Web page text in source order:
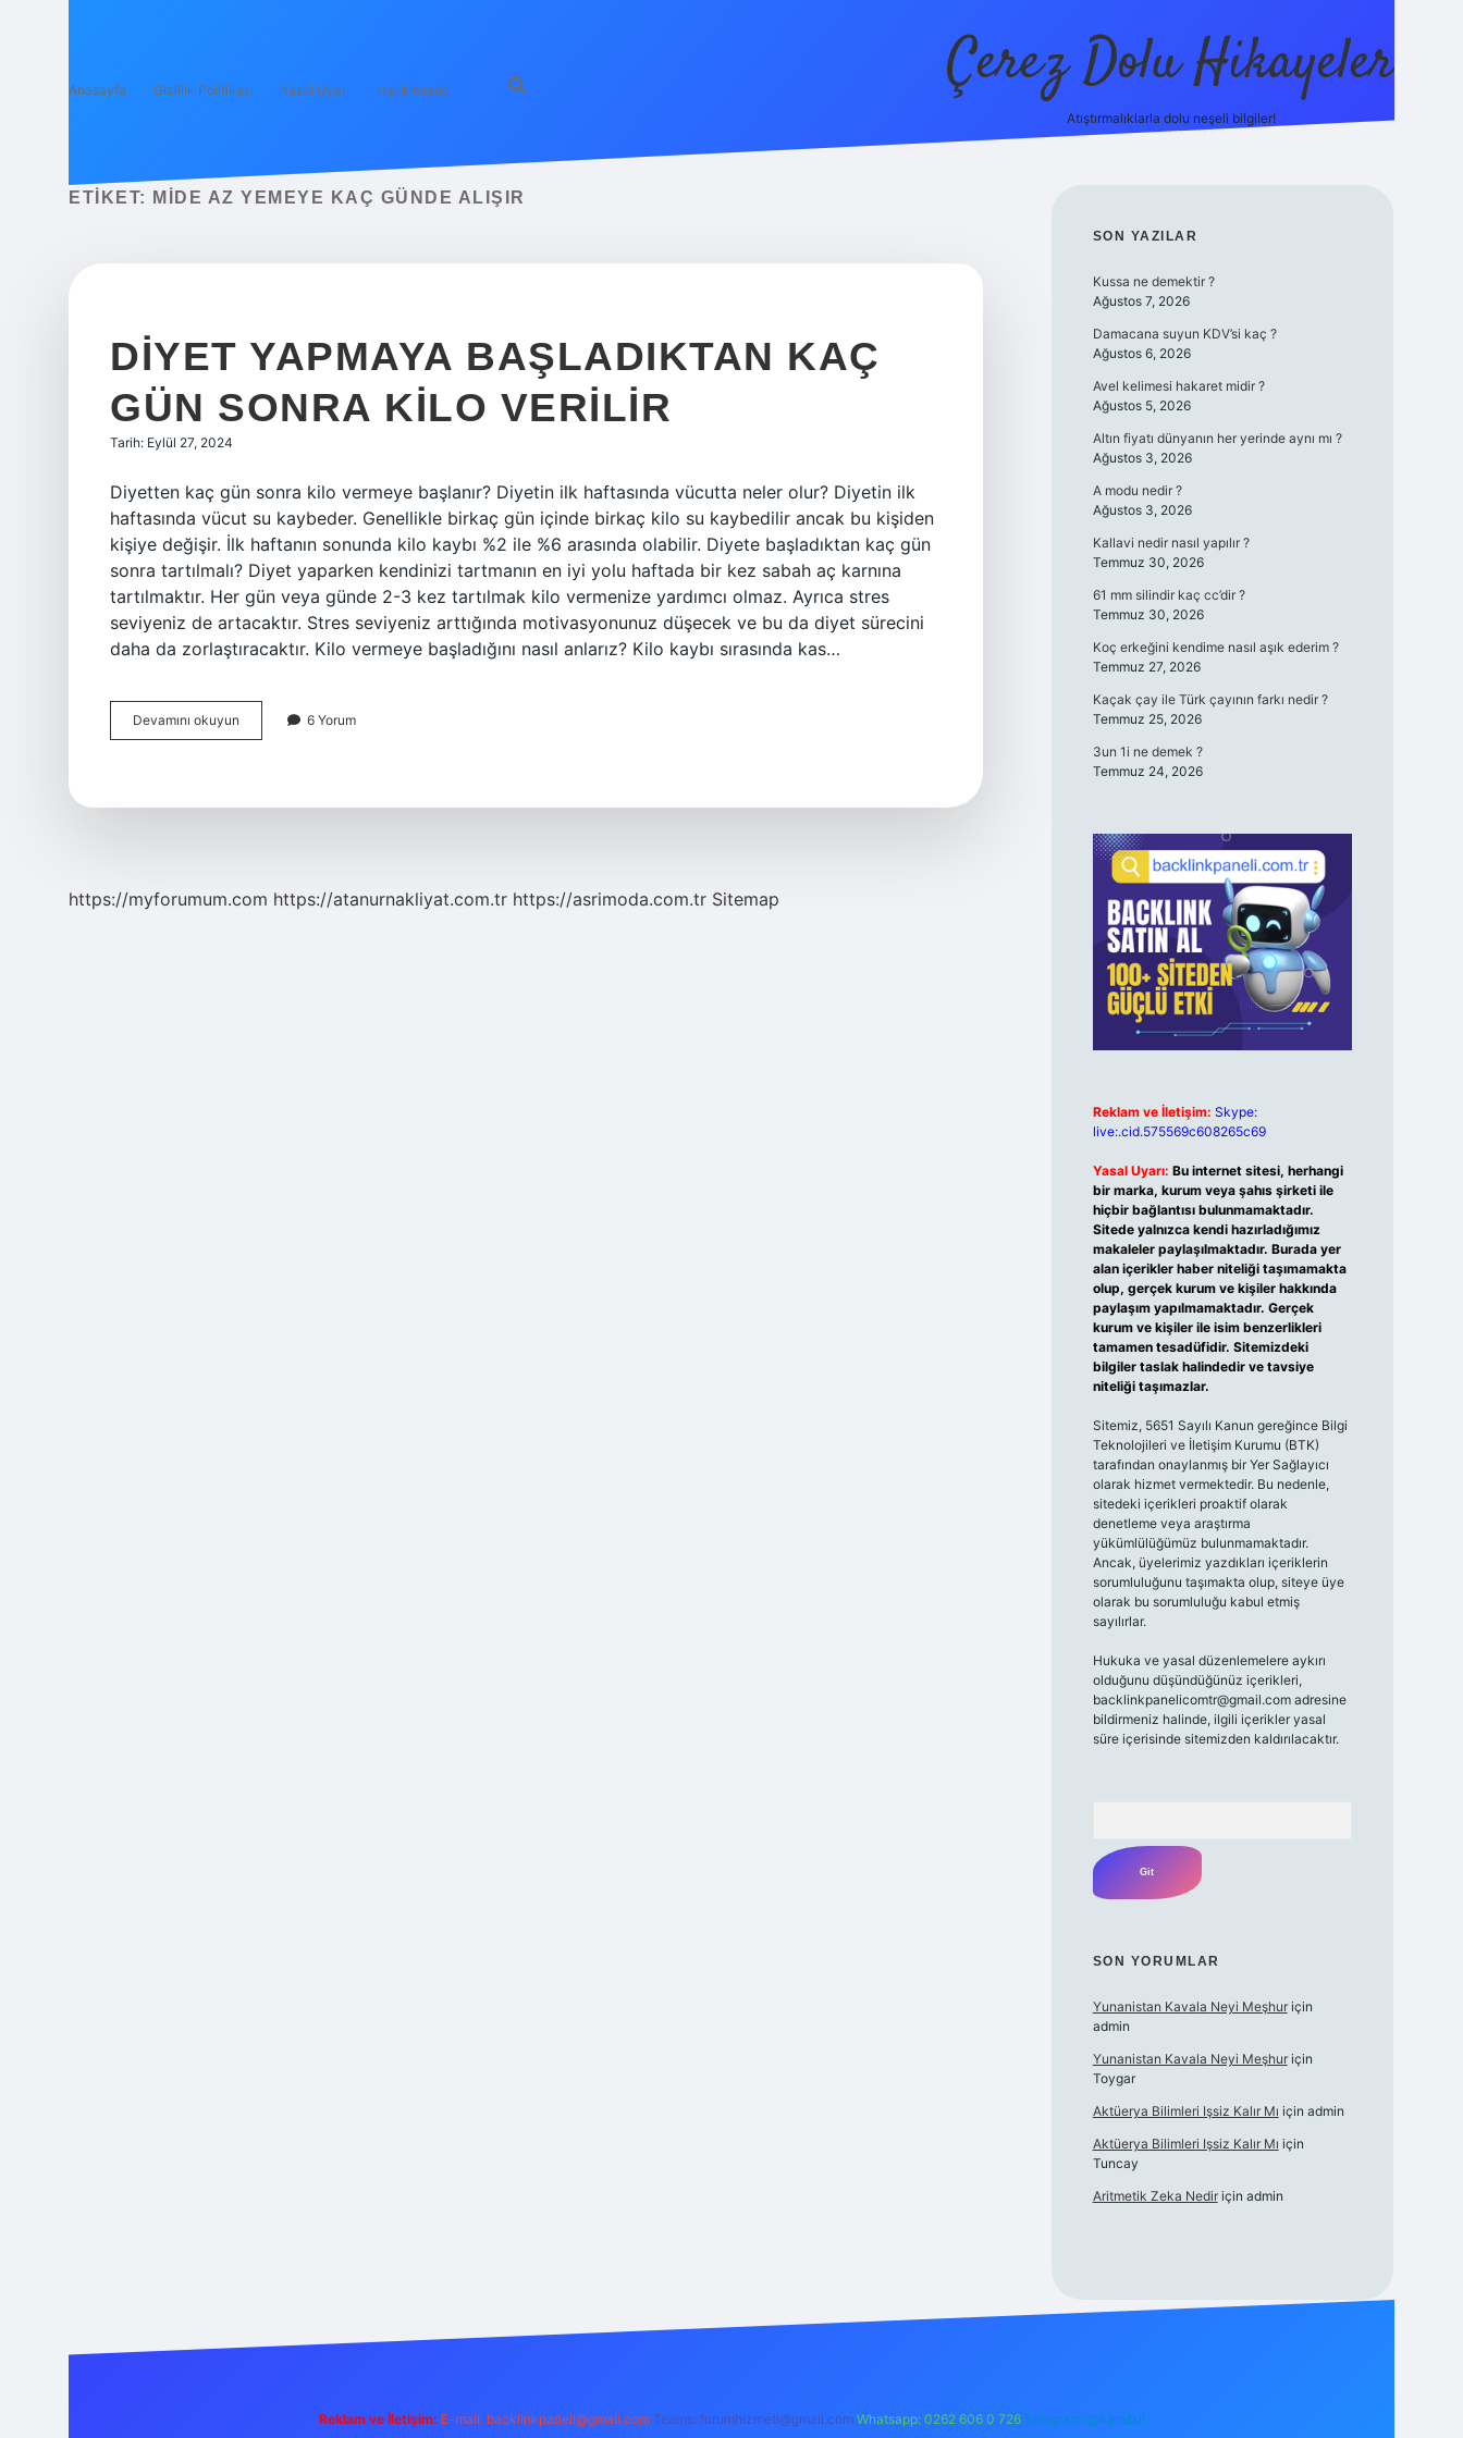
Anasayfa Gizlilik Politikası Yasal Uyarı Hakkımızda Çerez Dolu Hikayeler
Atıştırmalıklarla dolu neşeli bilgiler!
ETIKET: MIDE AZ YEMEYE KAÇ GÜNDE ALIŞIR
DIYET YAPMAYA BAŞLADIKTAN KAÇ
GÜN SONRA KILO VERILIR
Tarih: Eylül 27, 2024
Diyetten kaç gün sonra kilo vermeye başlanır? Diyetin ilk haftasında vücutta neler olur? Diyetin ilk
haftasında vücut su kaybeder. Genellikle birkaç gün içinde birkaç kilo su kaybedilir ancak bu kişiden
kişiye değişir. İlk haftanın sonunda kilo kaybı %2 ile %6 arasında olabilir. Diyete başladıktan kaç gün
sonra tartılmalı? Diyet yaparken kendinizi tartmanın en iyi yolu haftada bir kez sabah aç karnına
tartılmaktır. Her gün veya günde 2-3 kez tartılmak kilo vermenize yardımcı olmaz. Ayrıca stres
seviyeniz de artacaktır. Stres seviyeniz arttığında motivasyonunuz düşecek ve bu da diyet sürecini
daha da zorlaştıracaktır. Kilo vermeye başladığını nasıl anlarız? Kilo kaybı sırasında kas…
Devamını okuyun
Yapmaya
6 Yorum
https://myforumum.com https://atanurnakliyat.com.tr https://asrimoda.com.tr Sitemap
SIDEBAR
SON YAZILAR
Kussa ne demektir ?
Ağustos 7, 2026
Damacana suyun KDV’si kaç ?
Ağustos 6, 2026
Avel kelimesi hakaret midir ?
Ağustos 5, 2026
Altın fiyatı dünyanın her yerinde aynı mı ?
Ağustos 3, 2026
A modu nedir ?
Ağustos 3, 2026
Kallavi nedir nasıl yapılır ?
Temmuz 30, 2026
61 mm silindir kaç cc’dir ?
Temmuz 30, 2026
Koç erkeğini kendime nasıl aşık ederim ?
Temmuz 27, 2026
Kaçak çay ile Türk çayının farkı nedir ?
Temmuz 25, 2026
3un 1i ne demek ?
Temmuz 24, 2026
Reklam ve İletişim: Skype:
live:.cid.575569c608265c69
Yasal Uyarı: Bu internet sitesi, herhangi
bir marka, kurum veya şahıs şirketi ile
hiçbir bağlantısı bulunmamaktadır.
Sitede yalnızca kendi hazırladığımız
makaleler paylaşılmaktadır. Burada yer
alan içerikler haber niteliği taşımamakta
olup, gerçek kurum ve kişiler hakkında
paylaşım yapılmamaktadır. Gerçek
kurum ve kişiler ile isim benzerlikleri
tamamen tesadüfidir. Sitemizdeki
bilgiler taslak halindedir ve tavsiye
niteliği taşımazlar.
Sitemiz, 5651 Sayılı Kanun gereğince Bilgi
Teknolojileri ve İletişim Kurumu (BTK)
tarafından onaylanmış bir Yer Sağlayıcı
olarak hizmet vermektedir. Bu nedenle,
sitedeki içerikleri proaktif olarak
denetleme veya araştırma
yükümlülüğümüz bulunmamaktadır.
Ancak, üyelerimiz yazdıkları içeriklerin
sorumluluğunu taşımakta olup, siteye üye
olarak bu sorumluluğu kabul etmiş
sayılırlar.
Hukuka ve yasal düzenlemelere aykırı
olduğunu düşündüğünüz içerikleri,
backlinkpanelicomtr@gmail.comadresine
bildirmeniz halinde, ilgili içerikler yasal
süre içerisinde sitemizden kaldırılacaktır.
SON YORUMLAR
Yunanistan Kavala Neyi Meşhuriçin
admin
Yunanistan Kavala Neyi Meşhuriçin
Toygar
Aktüerya Bilimleri Işsiz Kalır Mı için admin
Aktüerya Bilimleri Işsiz Kalır Mı için
Tuncay
Aritmetik Zeka Nediriçin admin
Reklam ve İletişim: E-mail: backlinkpaneli@gmail.com Teams: forumhizmeti@gmail.com Whatsapp: 0262 606 0 726 Telegram: @karabul